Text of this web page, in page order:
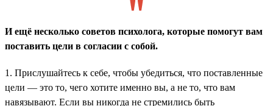
И ещё несколько советов психолога, которые помогут вам
поставить цели в согласии с собой.
1. Прислушайтесь к себе, чтобы убедиться, что поставленные
цели — это то, чего хотите именно вы, а не то, что вам
навязывают. Если вы никогда не стремились быть